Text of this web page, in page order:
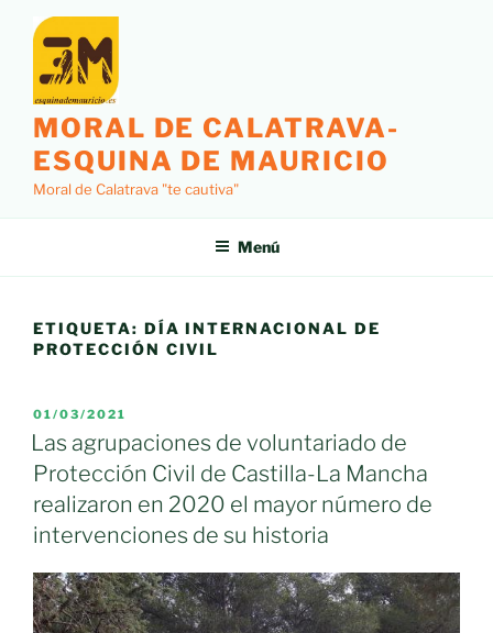
contenido
MORAL DE CALATRAVA-
ESQUINA DE MAURICIO
Moral de Calatrava "te cautiva"
Menú
ETIQUETA: DÍA INTERNACIONAL DE
PROTECCIÓN CIVIL
PUBLICADO
EL
01/03/2021
Las agrupaciones de voluntariado de
Protección Civil de Castilla-La Mancha
realizaron en 2020 el mayor número de
intervenciones de su historia